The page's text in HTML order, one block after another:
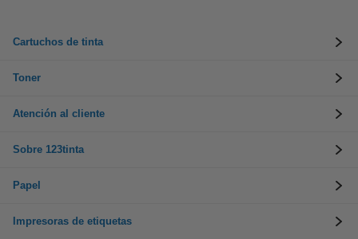
Cartuchos de tinta
Toner
Atención al cliente
Sobre 123tinta
Papel
Impresoras de etiquetas